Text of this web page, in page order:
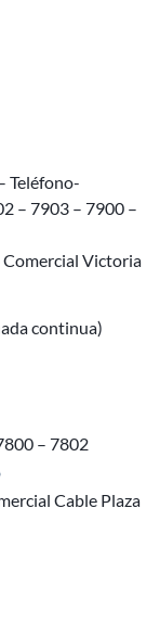
Teléfono-
– 7903 – 7900 –
Comercial Victoria
continua)
– 7802
Cable Plaza